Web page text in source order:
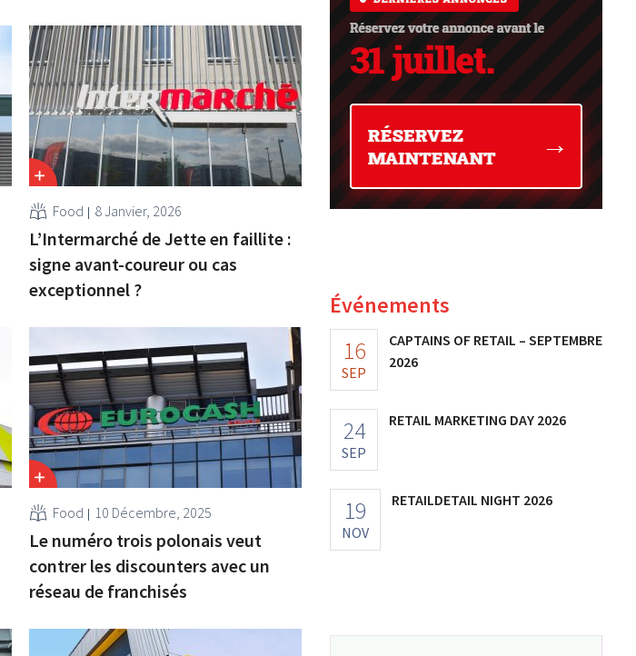
Food 8 Janvier, 2026
L’Intermarché de Jette en faillite :
signe avant-coureur ou cas
exceptionnel ?
Food 10 Décembre, 2025
Le numéro trois polonais veut
contrer les discounters avec un
réseau de franchisés
Événements
16
SEP
CAPTAINS OF RETAIL – SEPTEMBRE
2026
24
SEP
RETAIL MARKETING DAY 2026
19
NOV
RETAILDETAIL NIGHT 2026